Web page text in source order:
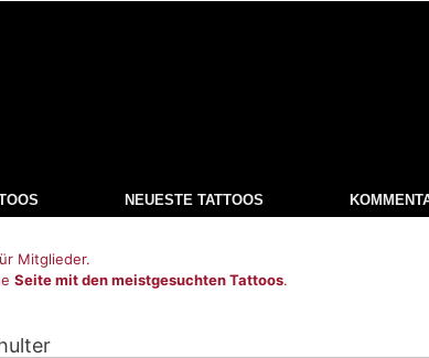
NEUESTE TATTOOS
Mitglieder.
Seite mit den meistgesuchten Tattoos.